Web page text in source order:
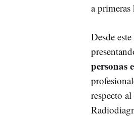
a primeras
Desde
personas
respecto